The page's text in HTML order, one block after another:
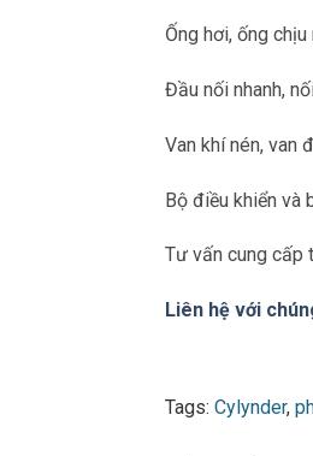
Ống hơi, ống
Đầu nối nhanh,
Van khí nén, van
Bộ điều khiển và
Tư vấn cung cấp
Liên hệ với
Tags: Cylynder,